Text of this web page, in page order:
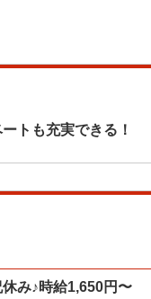
トも充実できる！
み♪時給1,650円〜